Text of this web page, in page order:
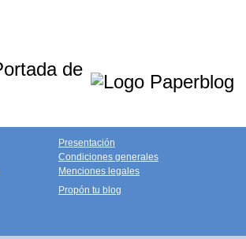
de
Presentación
Condiciones generales
Menciones legales
Propón tu blog